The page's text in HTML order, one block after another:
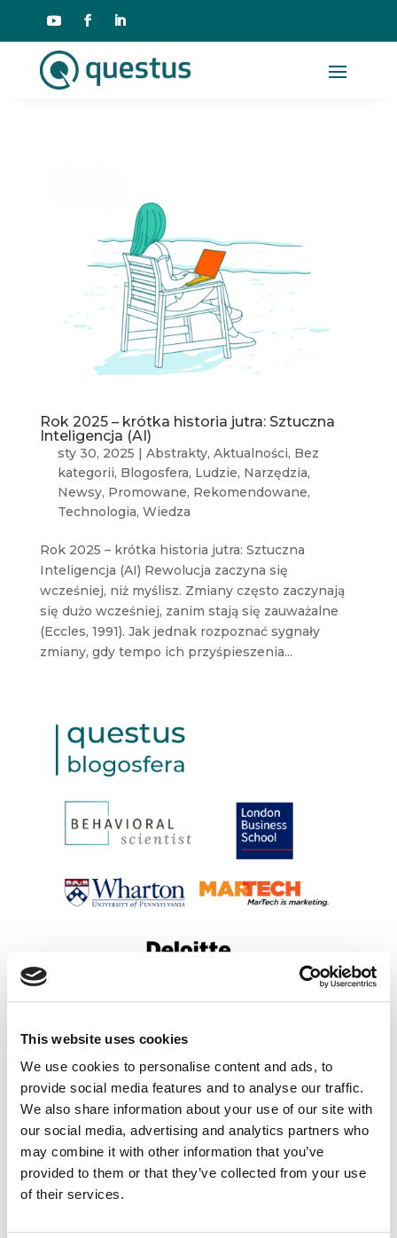
This website uses cookies
We use cookies to personalise content and ads, to
provide social media features and to analyse our traffic.
We also share information about your use of our site with
our social media, advertising and analytics partners who
may combine it with other information that you’ve
provided to them or that they’ve collected from your use
of their services.
Rok 2025 – krótka historia jutra: Sztuczna
Inteligencja (AI)
sty 30, 2025 | Abstrakty, Aktualności, Bez
kategorii, Blogosfera, Ludzie, Narzędzia,
Newsy, Promowane, Rekomendowane,
Technologia, Wiedza
Rok 2025 – krótka historia jutra: Sztuczna
Inteligencja (AI) Rewolucja zaczyna się
wcześniej, niż myślisz. Zmiany często zaczynają
się dużo wcześniej, zanim stają się zauważalne
(Eccles, 1991). Jak jednak rozpoznać sygnały
zmiany, gdy tempo ich przyśpieszenia...
Behavioral Scientist, Wharton School of
Business, London Business School, Martech,
Deloitte [Przegląd Blogosfery
Marketingowej]
paź 10, 2023|Aktualności, Blogosfera,
Innowacje
,Ludzie Narzędzia Newsy
The Surprising Origins of Our Obsession with